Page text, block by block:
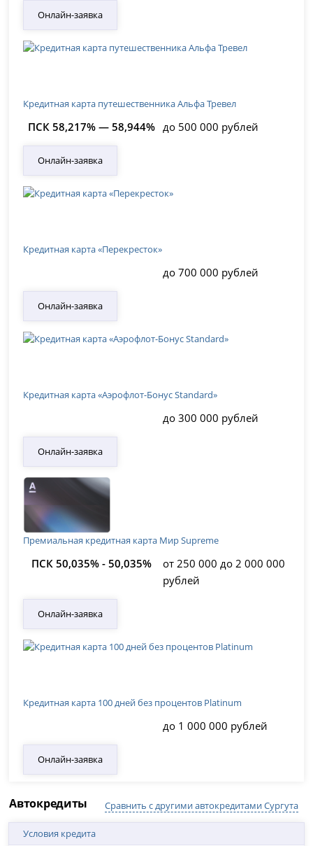
Онлайн-заявка
Кредитная карта путешественника Альфа Тревел
ПСК 58,217% — 58,944% до 500 000 рублей
Онлайн-заявка
Кредитная карта «Перекресток»
до 700 000 рублей
Онлайн-заявка
Кредитная карта «Аэрофлот-Бонус Standard»
до 300 000 рублей
Онлайн-заявка
Премиальная кредитная карта Мир Supreme
ПСК 50,035% - 50,035%
от 250 000 до 2 000 000
рублей
Онлайн-заявка
Кредитная карта 100 дней без процентов Platinum
до 1 000 000 рублей
Онлайн-заявка
Автокредиты Сравнить с другими автокредитами Сургута
Условия кредита